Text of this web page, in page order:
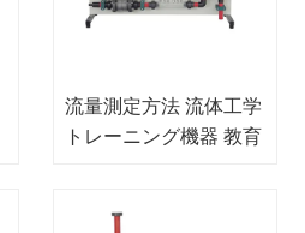
流量測定方法 流体工学
トレーニング機器 教育